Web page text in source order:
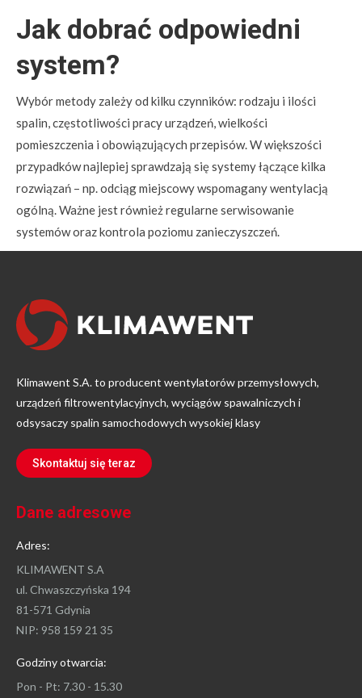
Jak dobrać odpowiedni
system?
Wybór metody zależy od kilku czynników: rodzaju i ilości
spalin, częstotliwości pracy urządzeń, wielkości
pomieszczenia i obowiązujących przepisów. W większości
przypadków najlepiej sprawdzają się systemy łączące kilka
rozwiązań – np. odciąg miejscowy wspomagany wentylacją
ogólną. Ważne jest również regularne serwisowanie
systemów oraz kontrola poziomu zanieczyszczeń.
Klimawent S.A. to producent wentylatorów przemysłowych,
urządzeń filtrowentylacyjnych, wyciągów spawalniczych i
odsysaczy spalin samochodowych wysokiej klasy
Skontaktuj się teraz
Dane adresowe
Adres:
KLIMAWENT S.A
ul. Chwaszczyńska 194
81-571 Gdynia
NIP: 958 159 21 35
Godziny otwarcia:
Pon - Pt: 7.30 - 15.30